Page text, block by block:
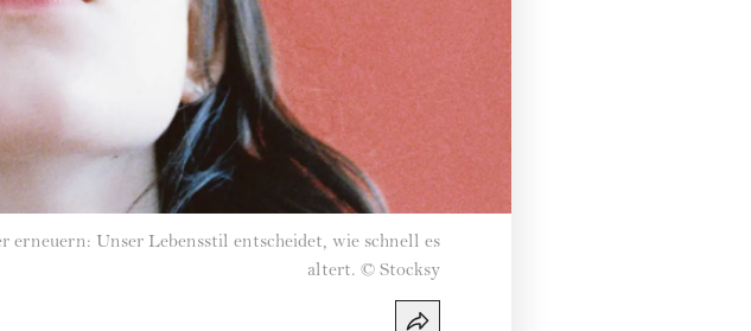
erneuern: Unser Lebensstil entscheidet, wie schnell es
altert. © Stocksy